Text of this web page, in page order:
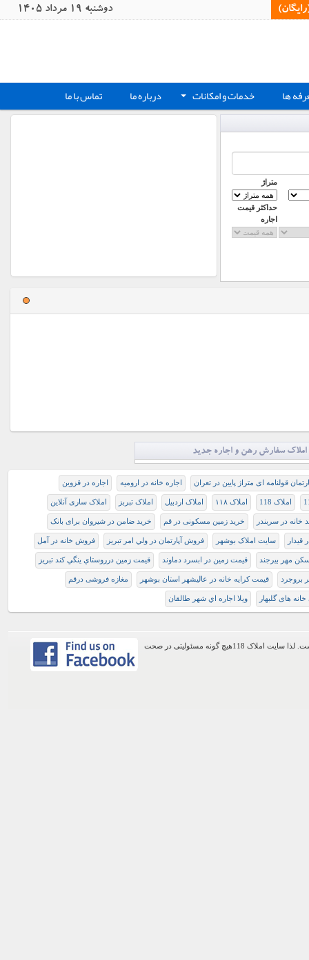
دوشنبه 19 مرداد 1405
ها + خدمات و امکانات درباره ما تماس با ما
متراژ
حداکثر قیمت
اجاره
املاک سفارش رهن و اجاره جدید
قولنامه ای متراژ پایین در تعران اجاره خانه در ارومیه اجاره در قزوین
املاک 118 املاک ۱۱۸ املاک اردبیل املاک تبربز املاک ساری آنلاین
خانه در سربندر خرید زمین مسکونی در قم خرید ضامن در شیروان برای بانک
قیدار سایت املاک بوشهر فروش آپارتمان در ولي امر تبريز فروش خانه در آمل
مهر بیرجند قيمت زمين در ابسرد دماوند قيمت زمين درروستاي ينگي کند تبريز
بروجرد قیمت کرایه خانه در عالیشهر استان بوشهر مغازه فروشی درقم
های گلبهار ويلا اجاره اي شهر طالقان
اطلاعات موجود در این وب سایت از طریق کاربران عمومی سایت ثبت شده است. لذا سایت املاک 118هیچ گونه مسئولیتی در صحت